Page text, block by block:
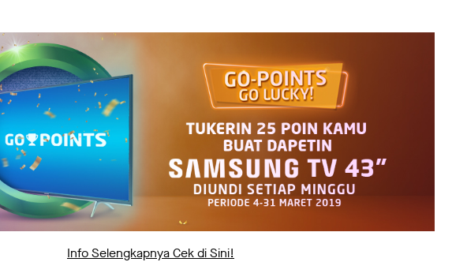
Info Selengkapnya Cek di Sini!